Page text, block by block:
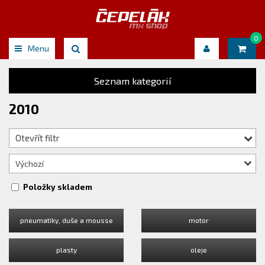
Menu
0
Seznam kategorií
2010
Otevřít filtr
Výchozí
Položky skladem
pneumatiky, duše a mousse motor
plasty oleje